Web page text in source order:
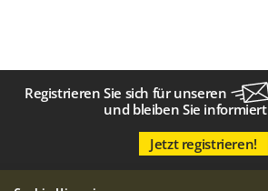
Registrieren Sie sich für unseren
und bleiben Sie informiert
Jetzt registrieren!